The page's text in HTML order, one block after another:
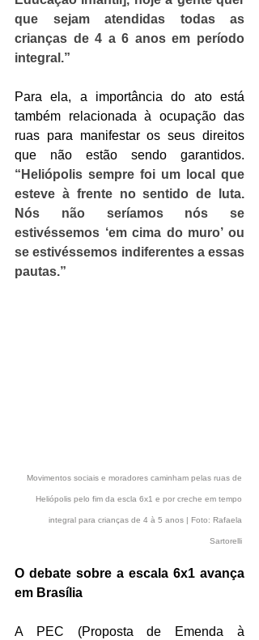
que sejam atendidas todas as
crianças de 4 a 6 anos em período
integral.”
Para ela, a importância do ato está
também relacionada à ocupação das
ruas para manifestar os seus direitos
“Heliópolis sempre foi um local que
esteve à frente no sentido de luta.
Nós não seríamos nós se
estivéssemos ‘em cima do muro’ ou
se estivéssemos indiferentes a essas
pautas.”
Movimentos sociais e moradores caminham pelas ruas de
Heliópolis pelo fim da escla 6x1 e por creche em tempo
integral para crianças de 4 à 5 anos | Foto: Rafaela
Sartorelli
O debate sobre a escala 6x1 avança
em Brasília
A PEC (Proposta de Emenda à